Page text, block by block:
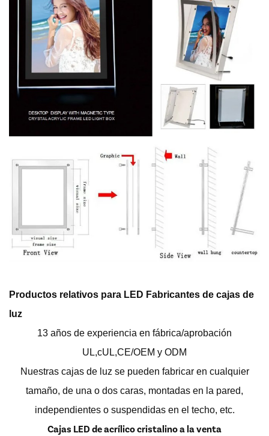
Productos relativos para LED Fabricantes de cajas de
luz
13 años de experiencia en fábrica/aprobación
UL,cUL,CE/OEM y ODM
Nuestras cajas de luz se pueden fabricar en cualquier
tamaño, de una o dos caras, montadas en la pared,
independientes o suspendidas en el techo, etc.
Cajas LED de acrílico cristalino a la venta